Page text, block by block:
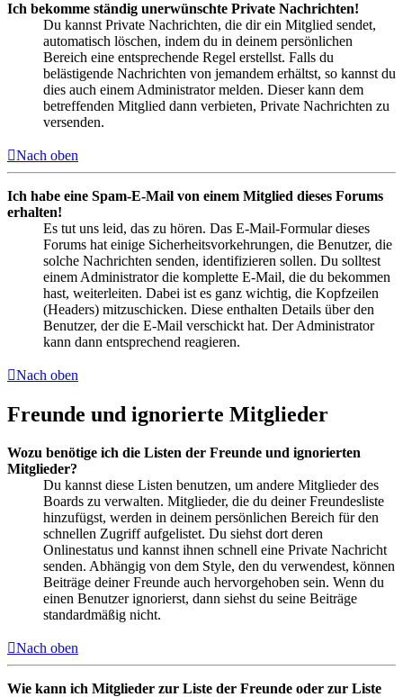
Ich bekomme ständig unerwünschte Private Nachrichten!
Du kannst Private Nachrichten, die dir ein Mitglied sendet,
automatisch löschen, indem du in deinem persönlichen
Bereich eine entsprechende Regel erstellst. Falls du
belästigende Nachrichten von jemandem erhältst, so kannst du
dies auch einem Administrator melden. Dieser kann dem
betreffenden Mitglied dann verbieten, Private Nachrichten zu
versenden.
Nach oben
Ich habe eine Spam-E-Mail von einem Mitglied dieses Forums
erhalten!
Es tut uns leid, das zu hören. Das E-Mail-Formular dieses
Forums hat einige Sicherheitsvorkehrungen, die Benutzer, die
solche Nachrichten senden, identifizieren sollen. Du solltest
einem Administrator die komplette E-Mail, die du bekommen
hast, weiterleiten. Dabei ist es ganz wichtig, die Kopfzeilen
(Headers) mitzuschicken. Diese enthalten Details über den
Benutzer, der die E-Mail verschickt hat. Der Administrator
kann dann entsprechend reagieren.
Nach oben
Freunde und ignorierte Mitglieder
Wozu benötige ich die Listen der Freunde und ignorierten
Mitglieder?
Du kannst diese Listen benutzen, um andere Mitglieder des
Boards zu verwalten. Mitglieder, die du deiner Freundesliste
hinzufügst, werden in deinem persönlichen Bereich für den
schnellen Zugriff aufgelistet. Du siehst dort deren
Onlinestatus und kannst ihnen schnell eine Private Nachricht
senden. Abhängig von dem Style, den du verwendest, können
Beiträge deiner Freunde auch hervorgehoben sein. Wenn du
einen Benutzer ignorierst, dann siehst du seine Beiträge
standardmäßig nicht.
Nach oben
Wie kann ich Mitglieder zur Liste der Freunde oder zur Liste